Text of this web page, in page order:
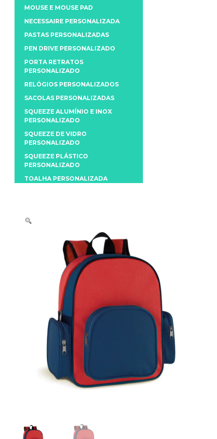
MOUSE E MOUSE PAD
NECESSAIRE PERSONALIZADA
PASTAS PERSONALIZADAS
PEN DRIVE PERSONALIZADO
PORTA RETRATOS
PERSONALIZADO
RELÓGIOS PERSONALIZADOS
SACOLAS PERSONALIZADAS
SQUEEZE ALUMÍNIO E INOX
PERSONALIZADO
SQUEEZE DE VIDRO
PERSONALIZADO
SQUEEZE PLÁSTICO
PERSONALIZADO
TOALHA PERSONALIZADA